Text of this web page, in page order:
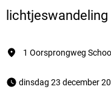
lichtjeswandeling
1 Oorsprongweg
dinsdag 23 december